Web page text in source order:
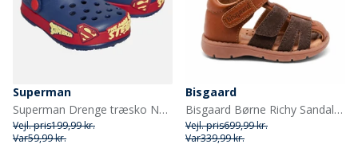
Superman
Superman Drenge træsko Navy/Rød/Multi
Vejl. pris199,99 kr.
Var59,99 kr.
Bisgaard
Bisgaard Børne Richy Sandaler Cognac
Vejl. pris699,99 kr.
Var339,99 kr.